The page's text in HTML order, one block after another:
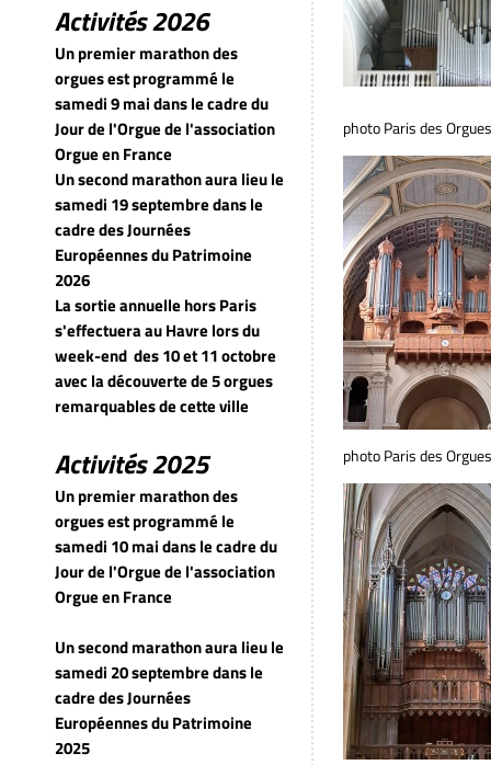
Activités 2026
Un premier marathon des
orgues est programmé le
samedi 9 mai dans le cadre du
Jour de l'Orgue de l'association
Orgue en France
Un second marathon aura lieu le
samedi 19 septembre dans le
cadre des Journées
Européennes du Patrimoine
2026
La sortie annuelle hors Paris
s'effectuera au Havre lors du
week-end des 10 et 11 octobre
avec la découverte de 5 orgues
remarquables de cette ville
Activités 2025
Un premier marathon des
orgues est programmé le
samedi 10 mai dans le cadre du
Jour de l'Orgue de l'association
Orgue en France
Un second marathon aura lieu le
samedi 20 septembre dans le
cadre des Journées
Européennes du Patrimoine
2025
photo Paris des Orgues
photo Paris des Orgues